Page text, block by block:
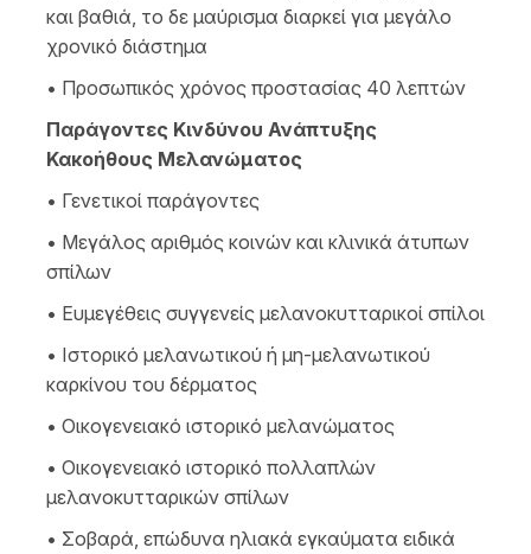
και βαθιά, το δε μαύρισμα διαρκεί για μεγάλο
χρονικό διάστημα
• Προσωπικός χρόνος προστασίας 40 λεπτών
Παράγοντες Κινδύνου Ανάπτυξης
Κακοήθους Μελανώματος
• Γενετικοί παράγοντες
• Μεγάλος αριθμός κοινών και κλινικά άτυπων
σπίλων
• Ευμεγέθεις συγγενείς μελανοκυτταρικοί σπίλοι
• Ιστορικό μελανωτικού ή μη-μελανωτικού
καρκίνου του δέρματος
• Οικογενειακό ιστορικό μελανώματος
• Οικογενειακό ιστορικό πολλαπλών
μελανοκυτταρικών σπίλων
• Σοβαρά, επώδυνα ηλιακά εγκαύματα ειδικά